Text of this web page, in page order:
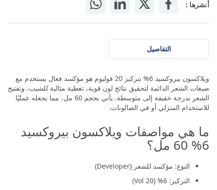
أنشرها :
التفاصيل
ويلاكسون بيروكسيد 6% بتركيز 20 فوليوم هو مؤكسد فعال يستخدم مع
صبغات الشعر الدائمة لتحقيق نتائج لون قوية، تغطية مثالية للشيب، وتفتيح
الشعر بدرجة خفيفة إلى متوسطة. يأتي بحجم 60 مل، مما يجعله عمليًا
للاستخدام المنزلي أو في الصالونات.
ما هي مواصفات ويلاكسون بيروكسيد
6% 60 مل؟
النوع: مؤكسد للشعر (Developer)
التركيز: 6% (20 Vol)